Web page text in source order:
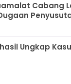
Cabang
Ungkap